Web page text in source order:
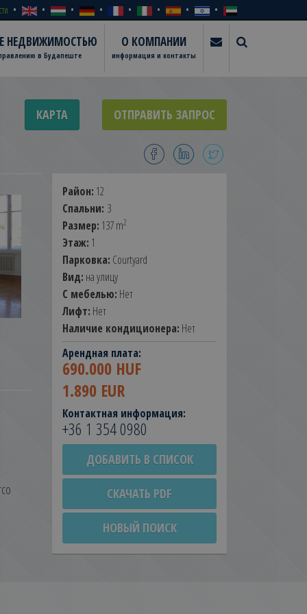
НЕДВИЖИМОСТЬЮ
в Будапеште
О КОМПАНИИ
информация и контакты
КАРТА ОТПРАВИТЬ ЗАПРОС
Район: 12
Спальни: 3
Размер: 137 m2
Этаж: 1
Парковка: Courtyard
Вид: на улицу
С мебелью: Нет
Лифт: Нет
Наличие кондиционера: Нет
Арендная плата:
690.000 HUF
1.890 EUR
Контактная информация:
+36 1 354 0980
ДОБАВИТЬ В СПИСОК
СКАЧАТЬ PDF
НОВЫЙ ПОИСК